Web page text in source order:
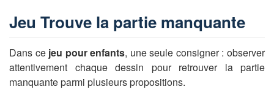
Jeu Trouve la partie manquante
Dans ce jeu pour enfants, une seule consigner : observer
attentivement chaque dessin pour retrouver la partie
manquante parmi plusieurs propositions.